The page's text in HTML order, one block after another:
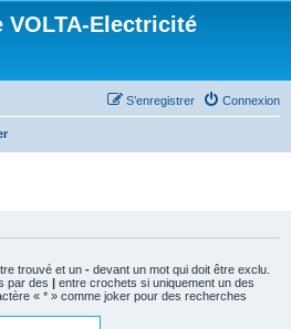
VOLTA-Electricité
Connexion
S’enregistrer
trouvé et un - devant un mot qui doit être exclu.
par des | entre crochets si uniquement un des
« * » comme joker pour des recherches